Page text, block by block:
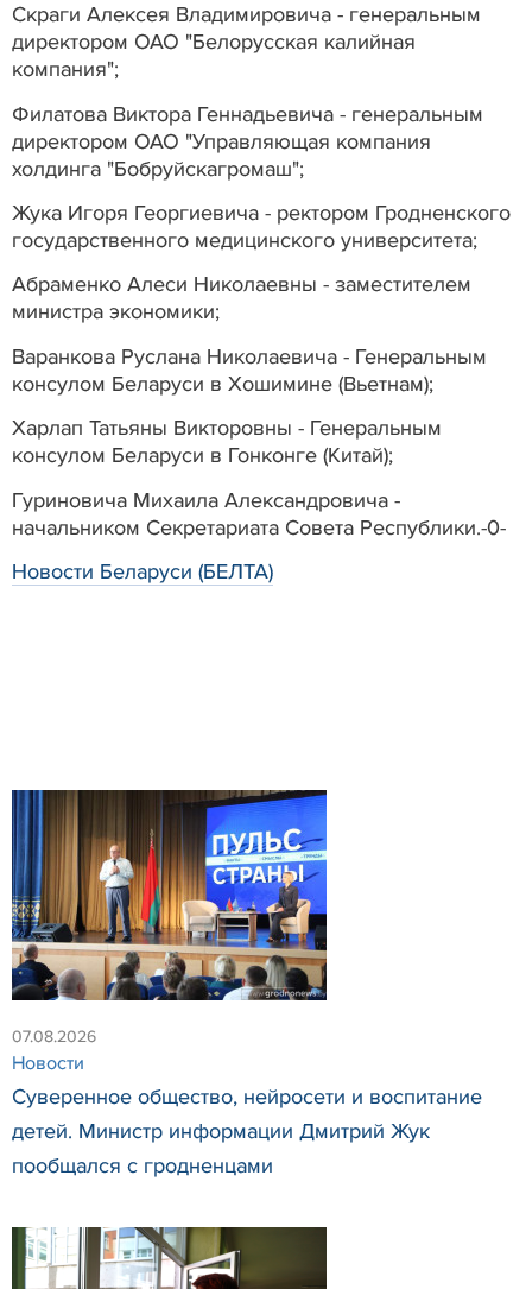
Скраги Алексея Владимировича - генеральным
директором ОАО "Белорусская калийная
компания";
Филатова Виктора Геннадьевича - генеральным
директором ОАО "Управляющая компания
холдинга "Бобруйскагромаш";
Жука Игоря Георгиевича - ректором Гродненского
государственного медицинского университета;
Абраменко Алеси Николаевны - заместителем
министра экономики;
Варанкова Руслана Николаевича - Генеральным
консулом Беларуси в Хошимине (Вьетнам);
Харлап Татьяны Викторовны - Генеральным
консулом Беларуси в Гонконге (Китай);
Гуриновича Михаила Александровича -
начальником Секретариата Совета Республики.-0-
Новости Беларуси (БЕЛТА)
07.08.2026
Новости
Суверенное общество, нейросети и воспитание
детей. Министр информации Дмитрий Жук
пообщался с гродненцами